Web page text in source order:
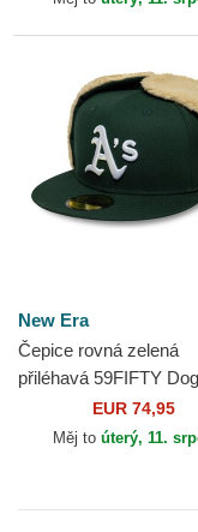
New Era
Čepice rovná zelená
přiléhavá 59FIFTY
World Series Oakland
Athletics MLB New
EUR 74,95
Měj to úterý, 11.